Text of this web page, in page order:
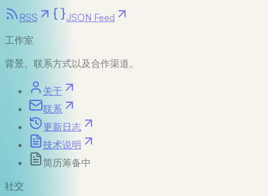
RSS
JSON Feed
工作室
背景、联系方式以及合作渠道。
关于
联系
更新日志
技术说明
简历筹备中
社交